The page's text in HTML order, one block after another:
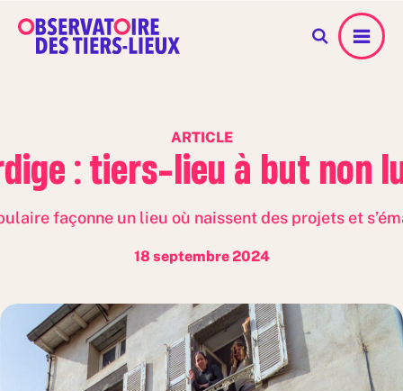
Menu
ARTICLE
: tiers-lieu à but non
façonne un lieu où naissent des projets et
18 septembre 2024